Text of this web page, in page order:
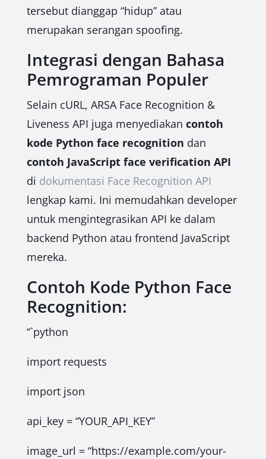
tersebut dianggap “hidup” atau
merupakan serangan spoofing.
Integrasi dengan Bahasa
Pemrograman Populer
Selain cURL, ARSA Face Recognition &
Liveness API juga menyediakan contoh
kode Python face recognition dan
contoh JavaScript face verification API
di dokumentasi Face Recognition API
lengkap kami. Ini memudahkan developer
untuk mengintegrasikan API ke dalam
backend Python atau frontend JavaScript
mereka.
Contoh Kode Python Face
Recognition:
“`python
import requests
import json
api_key = “YOUR_API_KEY”
image_url = “https://example.com/your-